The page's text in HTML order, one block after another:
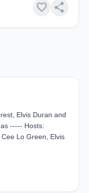
favorite share
Elvis Duran and
----- Hosts:
Lo Green, Elvis